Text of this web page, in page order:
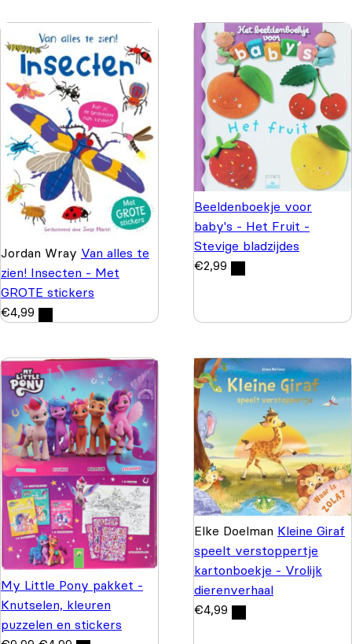
Jordan Wray Van alles te
zien! Insecten - Met
GROTE stickers
€4,99
Beeldenboekje voor
baby's - Het Fruit -
Stevige bladzijdes
€2,99
My Little Pony pakket -
Knutselen, kleuren
puzzelen en stickers
Elke Doelman Kleine Giraf
speelt verstoppertje
kartonboekje - Vrolijk
dierenverhaal
€4,99